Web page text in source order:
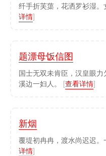
纤手折芙蕖，花洒罗衫湿。
详情]
题漂母饭信图
国士无双未肯臣，汉皇眼
溪边一妇人。 [查看详情]
新烟
覆堤初冉冉，渡水尚迟迟。
详情]